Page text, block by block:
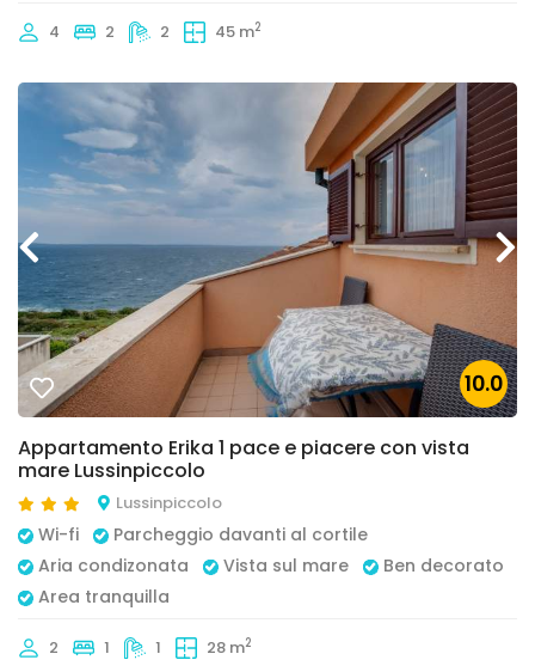
4 2 2 45 m2
10.0
Appartamento Erika 1 pace e piacere con vista
mare Lussinpiccolo
Lussinpiccolo
Wi-fi
Parcheggio davanti al cortile
Aria condizonata
Vista sul mare
Ben decorato
Area tranquilla
2 1 1 28 m2